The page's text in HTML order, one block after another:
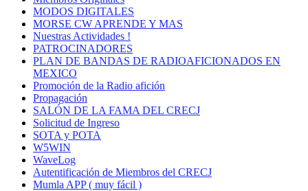
MODOS DIGITALES
MORSE CW APRENDE Y MAS
Nuestras Actividades !
PATROCINADORES
PLAN DE BANDAS DE RADIOAFICIONADOS EN
MEXICO
Promoción de la Radio afición
Propagación
SALÓN DE LA FAMA DEL CRECJ
Solicitud de Ingreso
SOTA y POTA
W5WIN
WaveLog
Autentificación de Miembros del CRECJ
Mumla APP ( muy fácil )